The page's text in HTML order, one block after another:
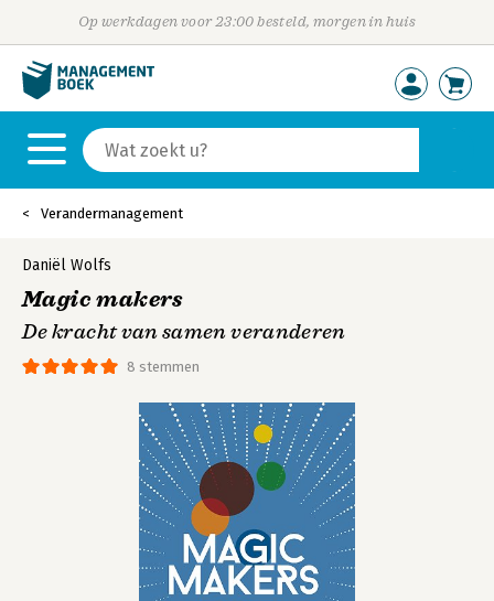
Op werkdagen voor 23:00 besteld, morgen in huis
Verandermanagement
8 stemmen
Daniël Wolfs
Magic makers
De kracht van samen veranderen